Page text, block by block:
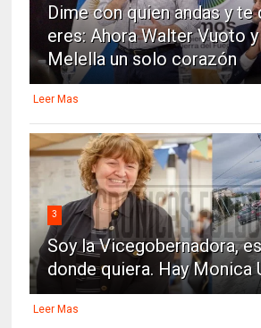
Dime con quien andas y te
eres: Ahora Walter Vuoto
Melella un solo corazón
Leer Mas
3
Soy la Vicegobernadora,
donde quiera. Hay Monica
Leer Mas